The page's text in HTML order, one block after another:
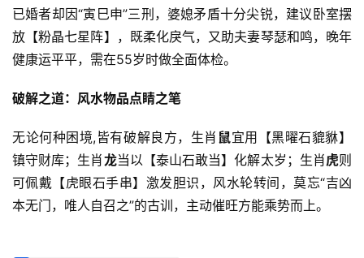
已婚者却因“寅巳申”三刑，婆媳矛盾十分尖锐，建议卧室摆
放【粉晶七星阵】，既柔化戾气，又助夫妻琴瑟和鸣，晚年
健康运平平，需在55岁时做全面体检。
破解之道：风水物品点睛之笔
无论何种困境,皆有破解良方，生肖 鼠宜用【黑曜石貔貅】
镇守财库；生肖龙当以【泰山石敢当】化解太岁；生肖虎则
可佩戴【虎眼石手串】激发胆识，风水轮转间，莫忘“吉凶
本无门，唯人自召之”的古训，主动催旺方能乘势而上。